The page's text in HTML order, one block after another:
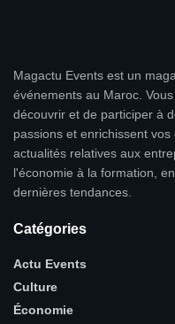
Magactu Events est un
événements au Maroc.
découvrir et de participer à
passions et enrichissent
actualités relatives aux
l'économie à la formation,
dernières tendances.
Catégories
Actu Events
Culture
Économie